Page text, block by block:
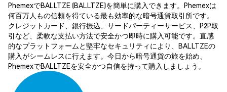
PhemexでBALLTZE (BALLTZE)を簡単に購入できます。Phemexは
何百万人もの信頼を得ている最も効率的な暗号通貨取引所です。
クレジットカード、銀行振込、サードパーティーサービス、P2P取
引など、柔軟な支払い方法で安全かつ即時に購入可能です。直感
的なプラットフォームと堅牢なセキュリティにより、BALLTZEの
購入がシームレスに行えます。今日から暗号通貨の旅を始め、
PhemexでBALLTZEを安全かつ自信を持って購入しましょう。